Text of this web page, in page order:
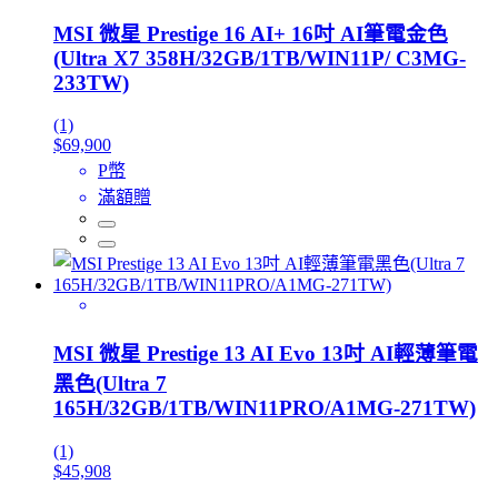
MSI 微星 Prestige 16 AI+ 16吋 AI筆電金色
(Ultra X7 358H/32GB/1TB/WIN11P/ C3MG-
233TW)
(1)
$69,900
P幣
滿額贈
MSI 微星 Prestige 13 AI Evo 13吋 AI輕薄筆電
黑色(Ultra 7
165H/32GB/1TB/WIN11PRO/A1MG-271TW)
(1)
$45,908